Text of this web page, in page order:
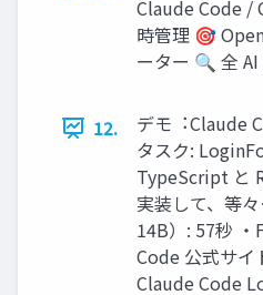
Claude Code /
時管理 🎯
ーター 🔍 全
12.
デモ︓Claude
タスク:
TypeScript と
実装して、等
14B）: 57秒
Code 公式サ
Claude Code